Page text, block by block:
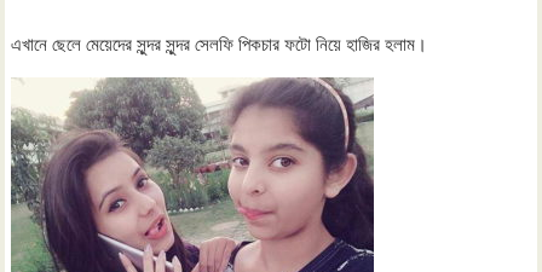
এখানে ছেলে মেয়েদের সুন্দর সুন্দর সেলফি পিকচার ফটো নিয়ে হাজির হলাম।